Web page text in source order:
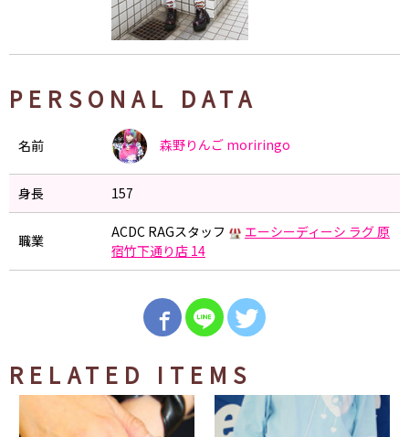
PERSONAL DATA
名前 森野りんご moriringo
身長 157
職業 ACDC RAGスタッフ
エーシーディーシ ラグ 原
宿竹下通り店 14
RELATED ITEMS